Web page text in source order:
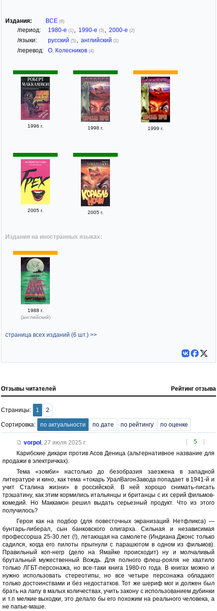
Издания: ВСЕ (6)
/период: 1980-е (1) , 1990-е (3) , 2000-е (2)
/языки: русский (5) , английский (1)
/перевод: О. Колесников (4)
1996 г. 1998 г. 1999 г.
2005 г. 2005 г.
Издания на иностранных языках:
1988 г.
(английский)
страница всех изданий (6 шт.) >>
Отзывы читателей Рейтинг отзыва
Страницы: 1 2
Сортировка: по актуальности по дате по рейтингу по оценке
[ 5 ]
vorpol , 27 июля 2025 г.
Карибские дикари против Асов Деница (альтернативное название для
продажи в электричках).
Тема «зомби» настолько до безобразия заезжена в западной
литературе и кино, как тема «токарь УралВагонЗавода попадает в 1941-й и
учит Сталина жизни» в российской. В ней хорошо снимать-писать
трэшатину, как этим кормились итальянцы и британцы с их серий фильмов-
комедий. Но Маккамон решил выдать серьезный продукт. Что из этого
получилось?
Герои как на подбор (для повесточных экранизаций Нетфликса) —
бунтарь-либерал, сын банковского олигарха. Сильная и независимая
профессорша 25-30 лет (!), летающая на самолете (Индиана Джонс только
садился, когда его пилоты прыгнули с парашютом в одном из фильмов).
Правильный коп-негр (дело на Ямайке происходит) ну и молчаливый
брутальный мужественный Вождь. Для полного флеш-рояля не хватило
только ЛГБТ-персонажа, но все-таки книга 1980-го года. В книгах можно и
нужно использовать стереотипы, но все четыре персонажа обладают
только достоинствами и без недостатков. Тот же шериф мог и должен был
брать на лапу в малых количествах, учить закону с использованием дубинки
и т.п мелкие выходки, это делало бы его похожим на реального человека, а
не папье-маше.